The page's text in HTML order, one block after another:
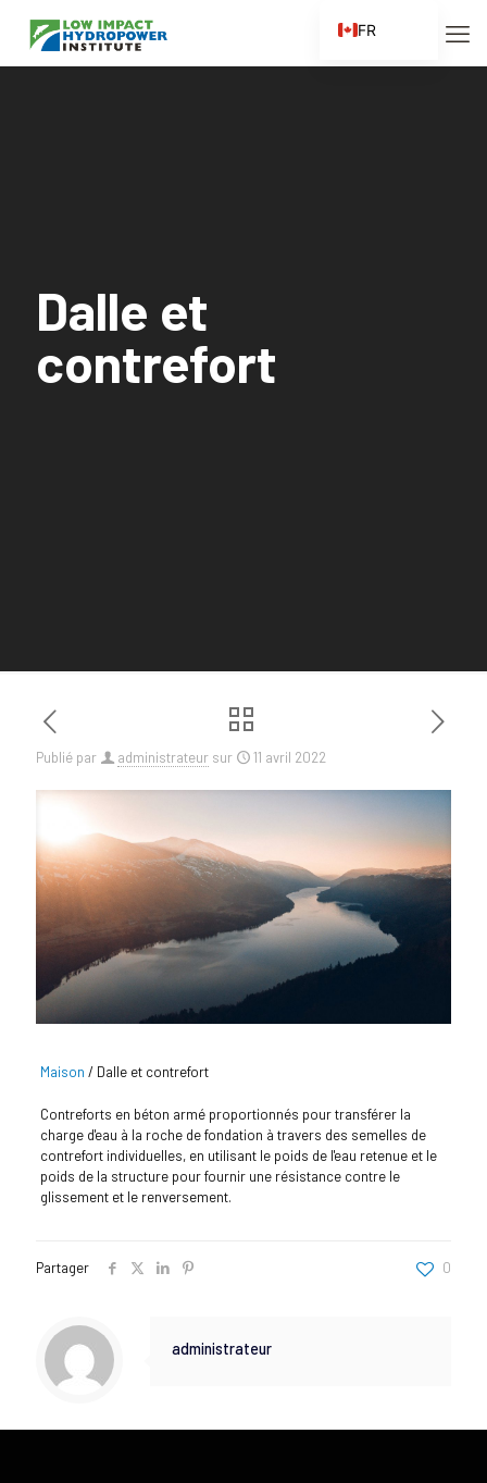
Dalle et
contrefort
Publié par administrateur sur 11 avril 2022
Maison / Dalle et contrefort
Contreforts en béton armé proportionnés pour transférer la
charge d'eau à la roche de fondation à travers des semelles de
contrefort individuelles, en utilisant le poids de l'eau retenue et le
poids de la structure pour fournir une résistance contre le
glissement et le renversement.
Partager 0
administrateur
FR
EN